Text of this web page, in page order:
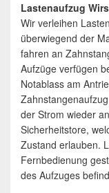
Lastenaufzug
Wir verleihen
überwiegend der
fahren an
Aufzüge verfügen
Notablass am
der Strom wieder
Sicherheitstore,
Zustand erlauben.
Fernbedienung
des Aufzuges